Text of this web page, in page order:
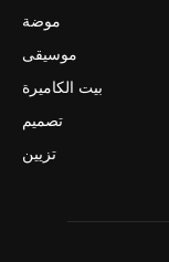
موضة
موسيقى
بيت الكاميرة
تصميم
تزيين